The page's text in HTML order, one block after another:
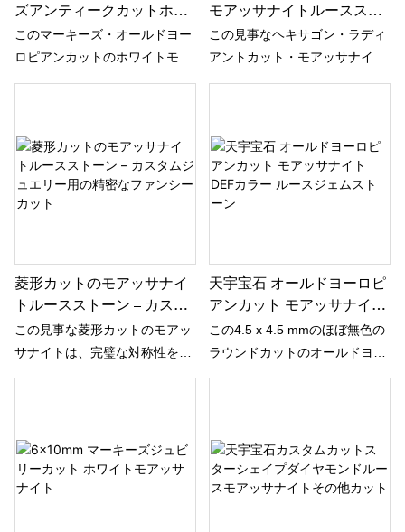
ズアンティークカットホワ
イトモアッサナイトルース
ストーン
このマーキーズ・オールドヨー
ロピアンカットのホワイトモア
ッサナイトは、先端が尖った優
美しさをファインジュエリーデ
ザインにもたらします。独特の
ファセットカットは、オールド
優美な輪郭を融合させ、印象的
な輝きと目を引く光の表現を生
み出します。ホワイトの輝き
は、清潔感、明るさ、そして高
級感を際立たせ、ハイエンドな
モアッサナイトルーススト
ーン – 精密なファンシーカ
ット宝石
この見事なヘキサゴン・ラディ
アントカット・モアッサナイト
は、現代的な幾何学模様のデザ
れた細長い六角形のシルエット
と精密なラディアントカットが
特徴のこのユニークな宝石は、
ひときわ輝くファイアとスパー
クルを放ちます。
菱形カットのモアッサナイ
トルースストーン – カスタ
ムジュエリー用の精密なフ
ァンシーカット
この見事な菱形カットのモアッ
サナイトは、完璧な対称性を持
つダイヤモンド型のシルエット
立っています。幾何学的な優雅
さと卓越した輝きを兼ね備えた
このユニークなカットは、従来
天宇宝石 オールドヨーロピ
アンカット モアッサナイト
DEFカラー ルースジェムス
トーン
この4.5 x 4.5 mmのほぼ無色の
ラウンドカットのオールドヨー
ロピアンモアッサナイトは、そ
って厳選されました。